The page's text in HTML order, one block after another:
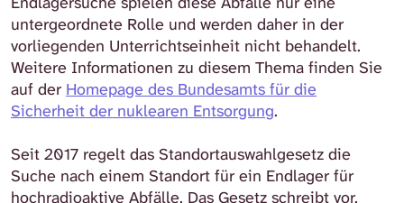
untergeordnete Rolle und werden daher in der
vorliegenden Unterrichtseinheit nicht behandelt.
Weitere Informationen zu diesem Thema finden Sie
auf der Homepage des Bundesamts für die
Sicherheit der nuklearen Entsorgung.
Seit 2017 regelt das Standortauswahlgesetz die
Suche nach einem Standort für ein Endlager für
hochradioaktive Abfälle. Das Gesetz schreibt vor,